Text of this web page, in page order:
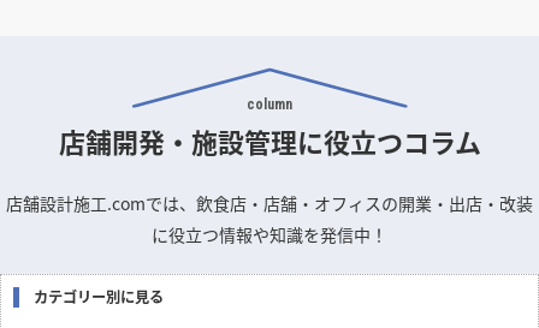
column
店舗開発・施設管理に役立つコラム
店舗設計施工.comでは、飲食店・店舗・オフィスの開業・出店・改装
に役立つ情報や知識を発信中！
カテゴリー別に見る